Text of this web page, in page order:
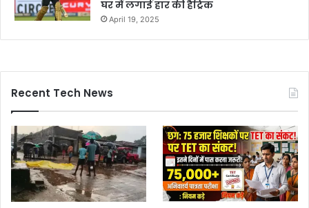
घर में लगाई हार की हैट्रिक
April 19, 2025
Recent Tech News